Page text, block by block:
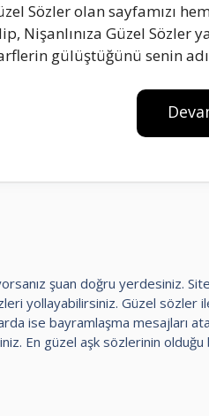
Sözler olan sayfamızı
Nişanlınıza Güzel Sözler
gülüştüğünü senin
şuan doğru yerdesiniz.
yollayabilirsiniz. Güzel
ise bayramlaşma mesajları
En güzel aşk sözlerinin